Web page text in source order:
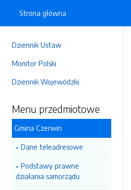
Dziennik Ustaw
Monitor Polski
Dziennik Wojewódzki
Menu przedmiotowe
Gmina Czerwin
Dane teleadresowe
Podstawy prawne
działania samorządu
Strona główna